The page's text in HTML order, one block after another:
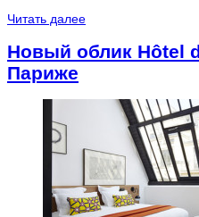
Читать далее
Новый облик Hôtel
Париже